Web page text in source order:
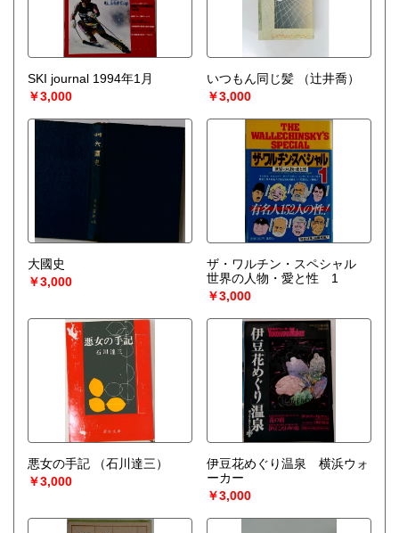
SKI journal 1994年1月
￥3,000
いつもん同じ髪
（辻井喬）
￥3,000
大國史
￥3,000
ザ・ワルチン・スペシャル
世界の人物・愛と性 1
￥3,000
悪女の手記
（石川達三）
￥3,000
伊豆花めぐり温泉 横浜ウォ
ーカー
￥3,000